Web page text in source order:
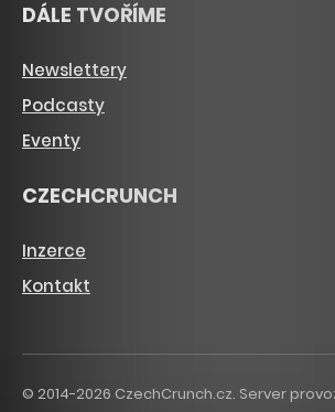
DÁLE TVOŘÍME
Newslettery
Podcasty
Eventy
CZECHCRUNCH
Inzerce
Kontakt
© 2014-2026 CzechCrunch.cz. Server